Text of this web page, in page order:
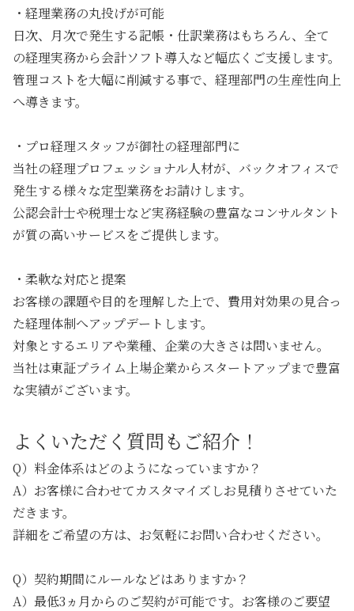
・経理業務の丸投げが可能
日次、月次で発生する記帳・仕訳業務はもちろん、全て
の経理実務から会計ソフト導入など幅広くご支援します。
管理コストを大幅に削減する事で、経理部門の生産性向上
へ導きます。
・プロ経理スタッフが御社の経理部門に
当社の経理プロフェッショナル人材が、バックオフィスで
発生する様々な定型業務をお請けします。
公認会計士や税理士など実務経験の豊富なコンサルタント
が質の高いサービスをご提供します。
・柔軟な対応と提案
お客様の課題や目的を理解した上で、費用対効果の見合っ
た経理体制へアップデートします。
対象とするエリアや業種、企業の大きさは問いません。
当社は東証プライム上場企業からスタートアップまで豊富
な実績がございます。
よくいただく質問もご紹介！
Q）料金体系はどのようになっていますか？
A）お客様に合わせてカスタマイズしお見積りさせていた
だきます。
詳細をご希望の方は、お気軽にお問い合わせください。
Q）契約期間にルールなどはありますか？
A）最低3ヵ月からのご契約が可能です。お客様のご要望